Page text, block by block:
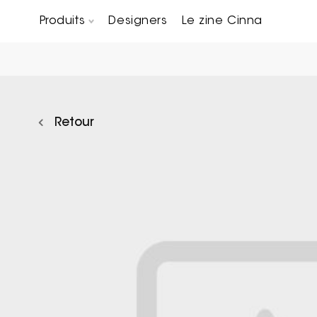
Produits Designers Le zine Cinna
Retour